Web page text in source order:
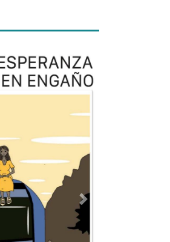
Next